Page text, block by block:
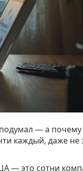
подумал — а
каждый, даже не
— это сотни